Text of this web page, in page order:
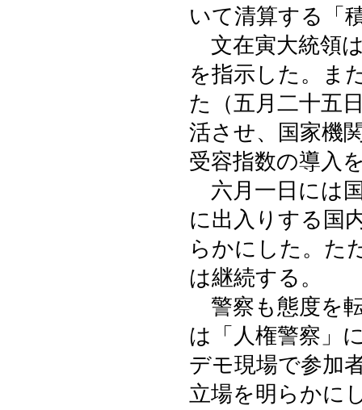
いて清算する「
文在寅大統領
を指示した。ま
た（五月二十五
活させ、国家機
受容指数の導入
六月一日には
に出入りする国
らかにした。た
は継続する。
警察も態度を
は「人権警察」
デモ現場で参加
立場を明らかに